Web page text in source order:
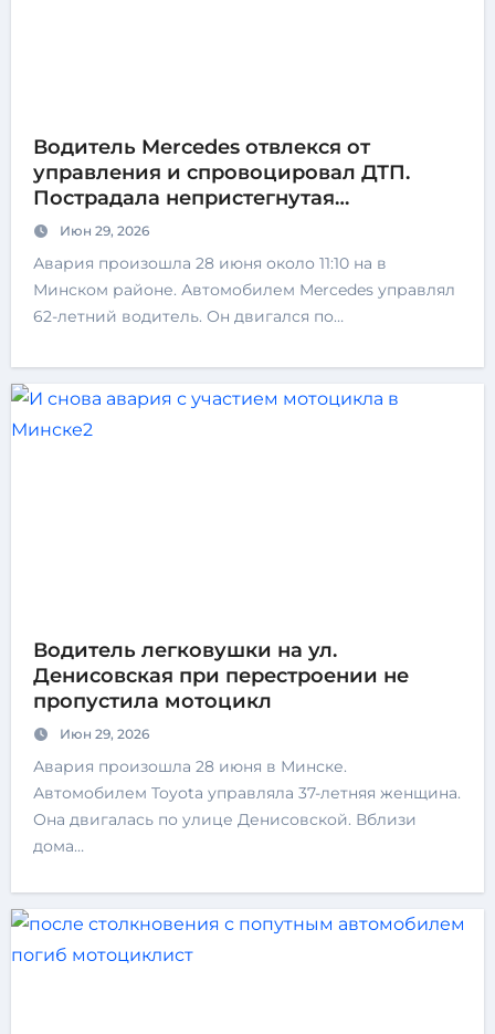
Водитель Mercedes отвлекся от
управления и спровоцировал ДТП.
Пострадала непристегнутая
пассажирка
Июн 29, 2026
Авария произошла 28 июня около 11:10 на в
Минском районе. Автомобилем Mercedes управлял
62-летний водитель. Он двигался по…
Водитель легковушки на ул.
Денисовская при перестроении не
пропустила мотоцикл
Июн 29, 2026
Авария произошла 28 июня в Минске.
Автомобилем Toyota управляла 37-летняя женщина.
Она двигалась по улице Денисовской. Вблизи
дома…